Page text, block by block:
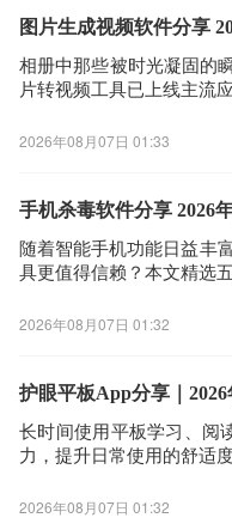
图片生成视频软件分享
相册中那些被时光凝固的
片转视频工具已上线主流
2026年08月07日 01:33
手机杀毒软件分享 2026
随着智能手机功能日益丰
具更值得信赖？本文精选
2026年08月07日 01:32
护眼平板App分享｜
长时间使用平板学习、阅
力，提升日常使用的舒适
2026年08月07日 01:32